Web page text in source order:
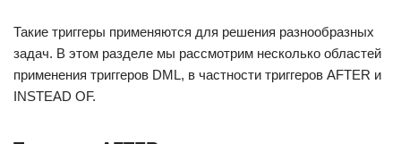
Такие триггеры применяются для решения разнообразных
задач. В этом разделе мы рассмотрим несколько областей
применения триггеров DML, в частности триггеров AFTER и
INSTEAD OF.